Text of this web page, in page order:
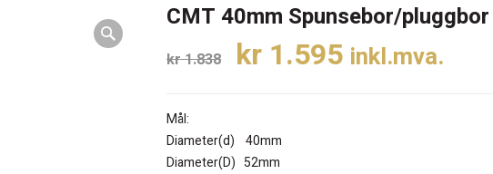
CMT 40mm Spunsebor/pluggbor
kr1.838 Opprinnelig
kr 1.838.
kr 1.595Nåværende
inkl.mva.
Mål:
Diameter(d) 40mm
Diameter(D) 52mm